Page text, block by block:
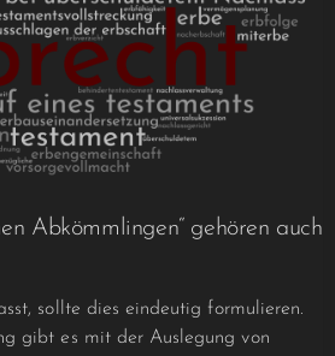
Abkömmlingen“ gehören auch
sollte dies eindeutig formulieren.
gibt es mit der Auslegung von